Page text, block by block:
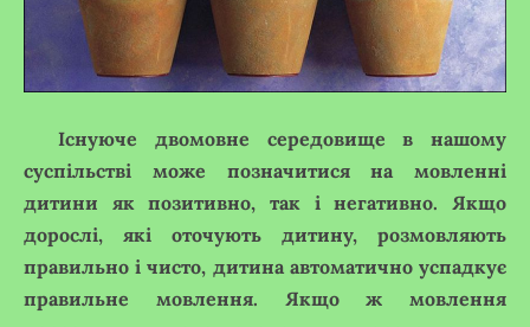
Існуюче двомовне середовище в нашому
суспільстві може позначитися на мовленні
дитини як позитивно, так і негативно. Якщо
дорослі, які оточують дитину, розмовляють
правильно і чисто, дитина автоматично успадкує
правильне мовлення. Якщо ж мовлення